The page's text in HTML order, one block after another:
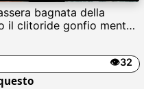
bagnata della
il clitoride gonfio mentre
come puttane in
lesbo.
👁️32